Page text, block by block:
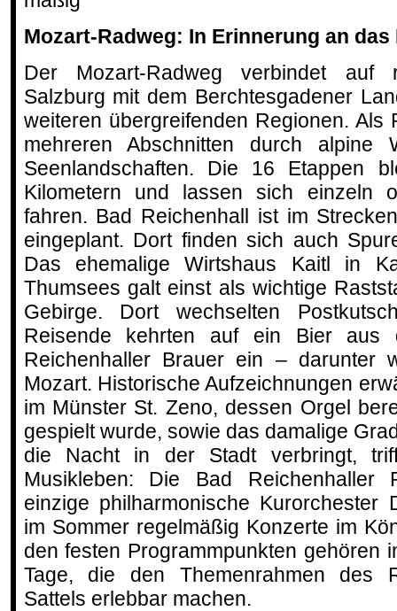
Mozart-Radweg: In Erinnerung an das
Der Mozart-Radweg verbindet auf
Salzburg mit dem Berchtesgadener
weiteren übergreifenden Regionen. Als
mehreren Abschnitten durch alpine
Seenlandschaften. Die 16 Etappen
Kilometern und lassen sich einzeln
fahren. Bad Reichenhall ist im
eingeplant. Dort finden sich auch
Das ehemalige Wirtshaus Kaitl in
Thumsees galt einst als wichtige
Gebirge. Dort wechselten
Reisende kehrten auf ein Bier aus
Reichenhaller Brauer ein – darunter
Mozart. Historische Aufzeichnungen
im Münster St. Zeno, dessen Orgel
gespielt wurde, sowie das damalige
die Nacht in der Stadt verbringt,
Musikleben: Die Bad Reichenhaller
einzige philharmonische Kurorchester
im Sommer regelmäßig Konzerte im
den festen Programmpunkten gehören
Tage, die den Themenrahmen des
Sattels erlebbar machen.